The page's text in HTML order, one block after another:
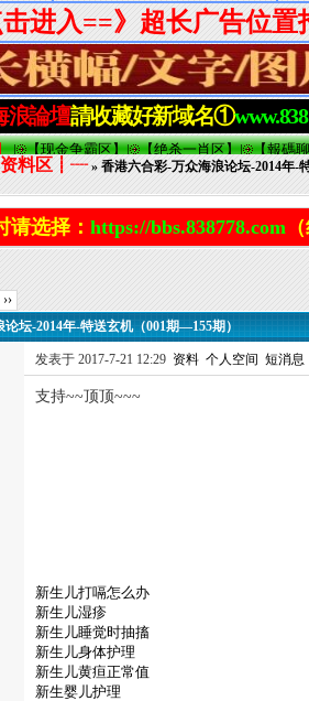
料区┋┈» 香港六合彩-万众海浪论坛-2014年-
请选择： https://bbs.838778.com
››
坛-2014年-特送玄机（001期—155期）
发表于 2017-7-21 12:29 资料 个人空间 短消息
支持~~顶顶~~~
新生儿打嗝怎么办
新生儿湿疹
新生儿睡觉时抽搐
新生儿身体护理
新生儿黄疸正常值
新生婴儿护理